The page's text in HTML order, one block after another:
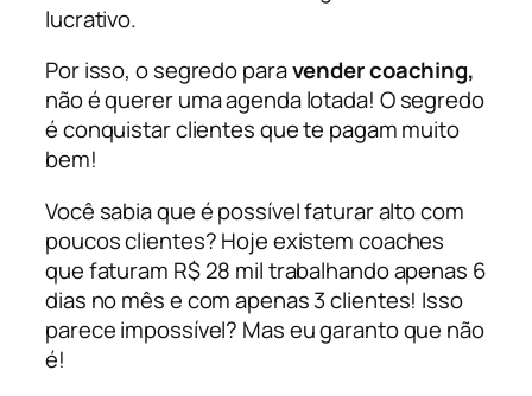
lucrativo.
Por isso, o segredo paravender coaching,
não é querer uma agenda lotada! O segredo
é conquistar clientes que te pagam muito
bem!
Você sabia que é possível faturar alto com
poucos clientes? Hoje existem coaches
que faturam R$ 28 mil trabalhando apenas 6
dias no mês e com apenas 3 clientes! Isso
parece impossível? Mas eu garanto que não
é!